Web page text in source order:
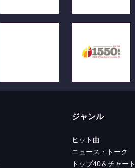
ジャンル
ヒット曲
ニュース・トーク
トップ40＆チャート